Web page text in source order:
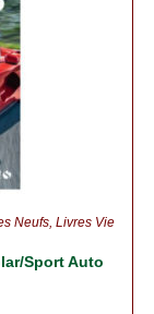
Neufs, Livres Vie
Sport Auto